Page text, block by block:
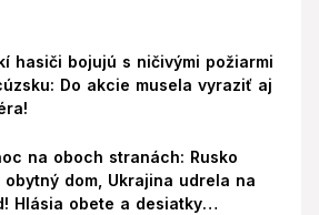
hasiči bojujú s ničivými požiarmi
Do akcie musela vyraziť aj
na oboch stranách: Rusko
obytný dom, Ukrajina udrela na
Hlásia obete a desiatky